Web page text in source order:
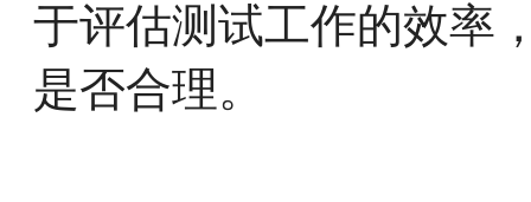
于评估测试工作的效率
是否合理。